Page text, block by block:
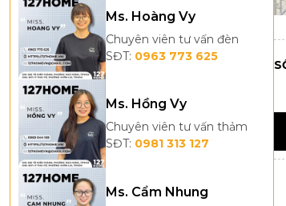
Ms. Hoàng Vy
Chuyên viên tư vấn đèn
SĐT: 0963 773 625
Ms. Hồng Vy
Chuyên viên tư vấn thảm
SĐT: 0981 313 127
Ms. Cẩm Nhung